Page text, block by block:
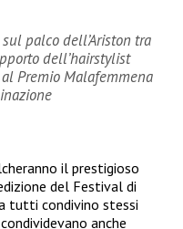
palco dell’Ariston tra
dell’hairstylist
Premio Malafemmena
il prestigioso
del Festival di
tutti condivino stessi
anche